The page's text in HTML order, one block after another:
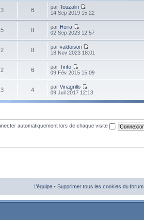
3 6 parTouzalin
14 Sep 2019 15:22
5 8 par Horia
02 Sep 2023 12:57
2 8 parvaldoison
18 Nov 2023 18:01
2 6 parTinto
09 Fév 2015 15:09
3 4 parVinagrillo
09 Juil 2017 12:13
automatiquement lors de chaque visite
L’équipe • Supprimer tous les cookies du forum